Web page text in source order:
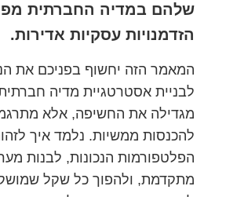
שלהם במדיה החברתית
הזדמנויות עסקיות אדירות.
המאמר הזה יחשוף בפניכם את
לבניית אסטרטגיית מדיה
מגדילה את החשיפה, אלא
להכנסות ממשיות. נלמד איך
הפלטפורמות הנכונות, לבנות
מתקדמת, ולהפוך כל שקל